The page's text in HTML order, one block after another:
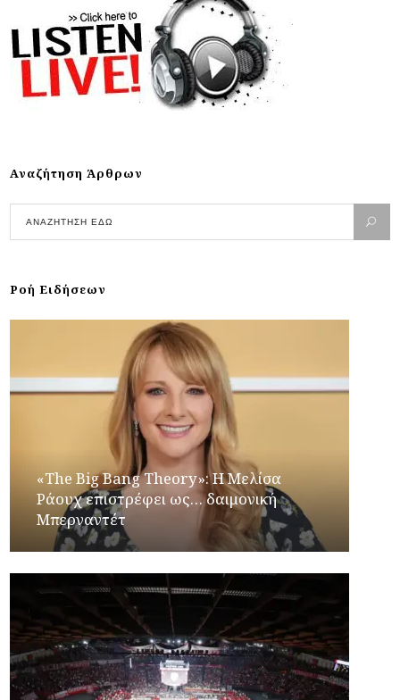
Αναζήτηση Άρθρων
Ροή Ειδήσεων
«The Big Bang Theory»: Η Μελίσα
Ράουχ επιστρέφει ως… δαιμονική
Μπερναντέτ